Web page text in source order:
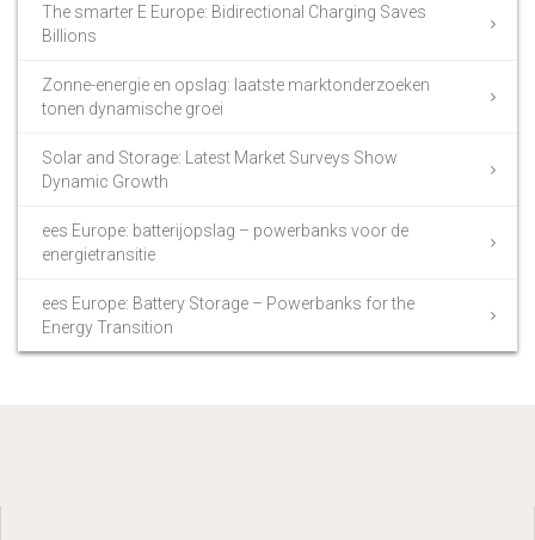
The smarter E Europe: Bidirectional Charging Saves
Billions
Zonne-energie en opslag: laatste marktonderzoeken
tonen dynamische groei
Solar and Storage: Latest Market Surveys Show
Dynamic Growth
ees Europe: batterijopslag – powerbanks voor de
energietransitie
ees Europe: Battery Storage – Powerbanks for the
Energy Transition